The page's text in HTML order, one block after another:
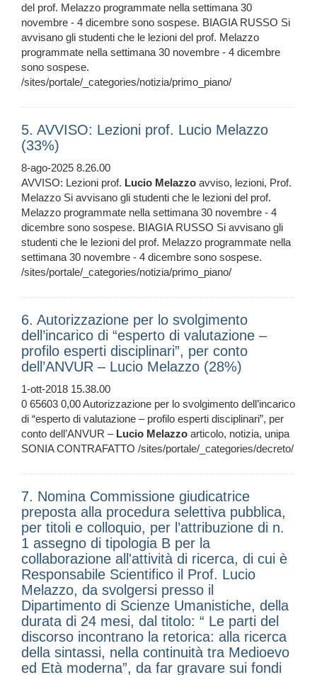
del prof. Melazzo programmate nella settimana 30
novembre - 4 dicembre sono sospese. BIAGIA RUSSO Si
avvisano gli studenti che le lezioni del prof. Melazzo
programmate nella settimana 30 novembre - 4 dicembre
sono sospese.
/sites/portale/_categories/notizia/primo_piano/
5. AVVISO: Lezioni prof. Lucio Melazzo
(33%)
8-ago-2025 8.26.00
AVVISO: Lezioni prof. Lucio Melazzo avviso, lezioni, Prof.
Melazzo Si avvisano gli studenti che le lezioni del prof.
Melazzo programmate nella settimana 30 novembre - 4
dicembre sono sospese. BIAGIA RUSSO Si avvisano gli
studenti che le lezioni del prof. Melazzo programmate nella
settimana 30 novembre - 4 dicembre sono sospese.
/sites/portale/_categories/notizia/primo_piano/
6. Autorizzazione per lo svolgimento
dell’incarico di “esperto di valutazione –
profilo esperti disciplinari”, per conto
dell’ANVUR – Lucio Melazzo (28%)
1-ott-2018 15.38.00
0 65603 0,00 Autorizzazione per lo svolgimento dell’incarico
di “esperto di valutazione – profilo esperti disciplinari”, per
conto dell’ANVUR – Lucio Melazzo articolo, notizia, unipa
SONIA CONTRAFATTO /sites/portale/_categories/decreto/
7. Nomina Commissione giudicatrice
preposta alla procedura selettiva pubblica,
per titoli e colloquio, per l’attribuzione di n.
1 assegno di tipologia B per la
collaborazione all'attività di ricerca, di cui è
Responsabile Scientifico il Prof. Lucio
Melazzo, da svolgersi presso il
Dipartimento di Scienze Umanistiche, della
durata di 24 mesi, dal titolo: “ Le parti del
discorso incontrano la retorica: alla ricerca
della sintassi, nella continuità tra Medioevo
ed Età moderna”, da far gravare sui fondi